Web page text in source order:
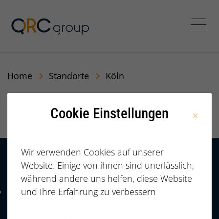
QRC Personalberatung
Home Standorte Köln
Köln
Kontakt
+49 (0)
911/23733277
Telefonnummer: 4 9 0 9 1 1 2 3 7 3 3 2 7 7
HÄUFIGE FRAGEN |
FAQ
Cookie Einstellungen
Wir verwenden Cookies auf unserer
Website. Einige von ihnen sind unerlässlich,
während andere uns helfen, diese Website
und Ihre Erfahrung zu verbessern